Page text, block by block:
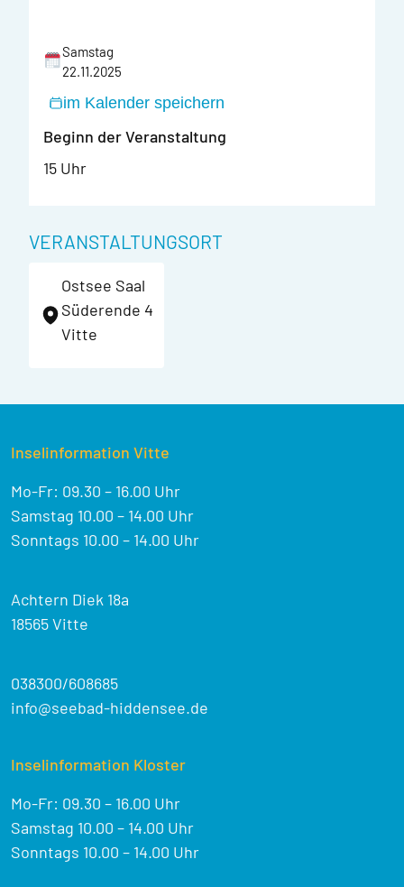
Samstag
22.11.2025
im Kalender speichern
Beginn der Veranstaltung
15 Uhr
VERANSTALTUNGSORT
Ostsee Saal
Süderende 4
Vitte
Inselinformation Vitte
Mo-Fr: 09.30 – 16.00 Uhr
Samstag 10.00 – 14.00 Uhr
Sonntags 10.00 – 14.00 Uhr
Achtern Diek 18a
18565 Vitte
038300/608685
info@seebad-hiddensee.de
Inselinformation Kloster
Mo-Fr: 09.30 – 16.00 Uhr
Samstag 10.00 – 14.00 Uhr
Sonntags 10.00 – 14.00 Uhr